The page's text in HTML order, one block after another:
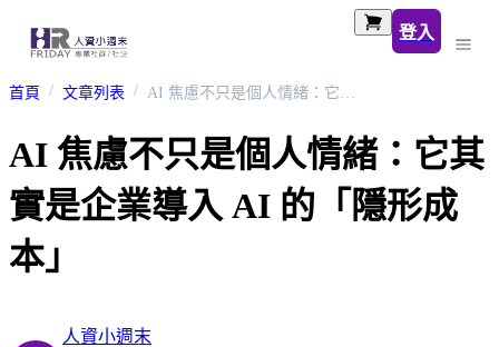
登入
首頁 文章列表 AI 焦慮不只是個人情緒：它其實是企業導入 AI 的「隱形成本」
AI 焦慮不只是個人情緒：它其
實是企業導入 AI 的「隱形成
本」
人資小週末